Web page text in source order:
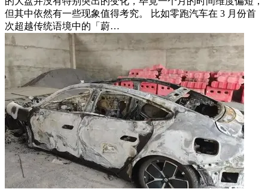
但其中依然有一些现象值得考究。 比如零跑汽车在 3 月份首
次超越传统语境中的「蔚…